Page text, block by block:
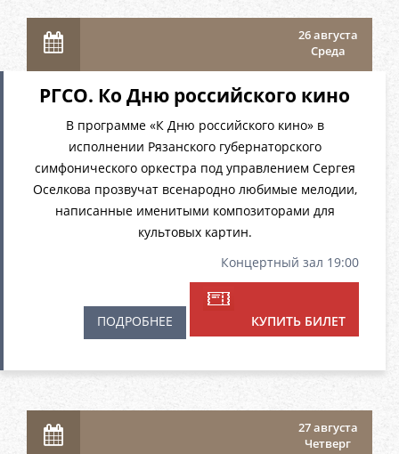
26 августа
Среда
РГСО. Ко Дню российского кино
В программе «К Дню российского кино» в
исполнении Рязанского губернаторского
симфонического оркестра под управлением Сергея
Оселкова прозвучат всенародно любимые мелодии,
написанные именитыми композиторами для
культовых картин.
Концертный зал 19:00
ПОДРОБНЕЕ КУПИТЬ БИЛЕТ
27 августа
Четверг